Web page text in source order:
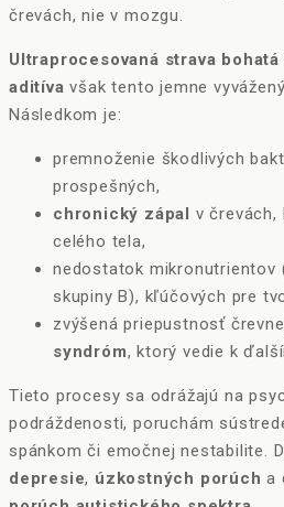
črevách, nie v mozgu.
Ultraprocesovaná strava
aditíva však tento jemne
Následkom je:
premnoženie škodlivých
prospešných,
chronický zápal v črevách,
celého tela,
nedostatok mikronutrientov
skupiny B), kľúčových pre
zvýšená priepustnosť
syndróm, ktorý vedie k
Tieto procesy sa odrážajú na
podráždenosti, poruchám
spánkom či emočnej nestabilite.
depresie, úzkostných porúch a